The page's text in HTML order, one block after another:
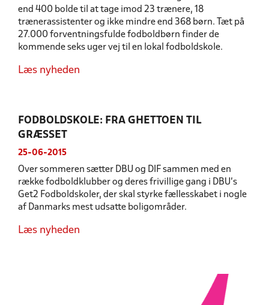
end 400 bolde til at tage imod 23 trænere, 18
trænerassistenter og ikke mindre end 368 børn. Tæt på
27.000 forventningsfulde fodboldbørn finder de
kommende seks uger vej til en lokal fodboldskole.
Læs nyheden
FODBOLDSKOLE: FRA GHETTOEN TIL
GRÆSSET
25-06-2015
Over sommeren sætter DBU og DIF sammen med en
række fodboldklubber og deres frivillige gang i DBU’s
Get2 Fodboldskoler, der skal styrke fællesskabet i nogle
af Danmarks mest udsatte boligområder.
Læs nyheden